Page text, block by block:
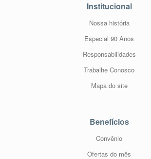
Institucional
Nossa história
Especial 90 Anos
Responsabilidades
Trabalhe Conosco
Mapa do site
Benefícios
Convênio
Ofertas do mês